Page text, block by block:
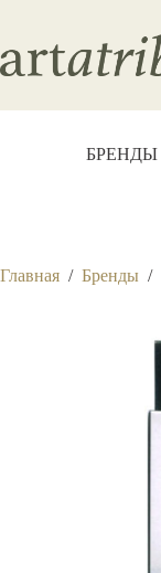
сути
БРЕНДЫ
Главная / Бренды /